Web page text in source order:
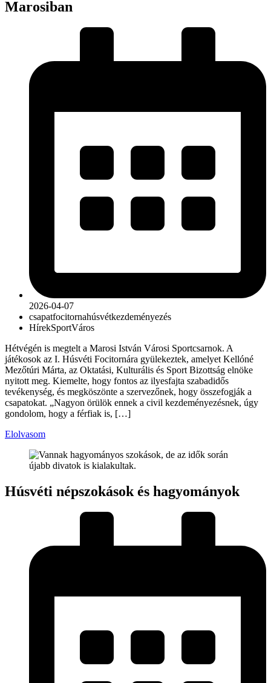
Marosiban
2026-04-07
csapatfocitornahúsvétkezdeményezés
HírekSportVáros
Hétvégén is megtelt a Marosi István Városi Sportcsarnok. A
játékosok az I. Húsvéti Focitornára gyülekeztek, amelyet Kellóné
Mezőtúri Márta, az Oktatási, Kulturális és Sport Bizottság elnöke
nyitott meg. Kiemelte, hogy fontos az ilyesfajta szabadidős
tevékenység, és megköszönte a szervezőnek, hogy összefogják a
csapatokat. „Nagyon örülök ennek a civil kezdeményezésnek, úgy
gondolom, hogy a férfiak is, […]
Elolvasom
Húsvéti népszokások és hagyományok